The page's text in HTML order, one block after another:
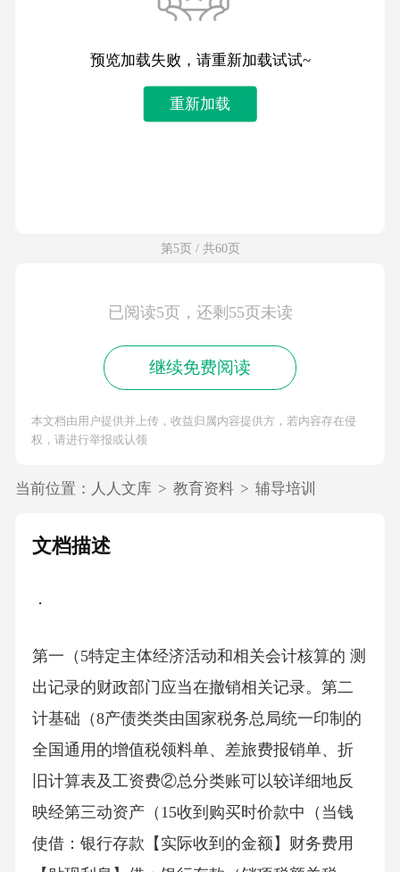
预览加载失败，请重新加载试试~
重新加载
第5页 / 共60页
已阅读5页，还剩55页未读
继续免费阅读
本文档由用户提供并上传，收益归属内容提供方，若内容存在侵
权，请进行举报或认领
当前位置： 人人文库 > 教育资料 > 辅导培训
文档描述
．
第一（5特定主体经济活动和相关会计核算的 测
出记录的财政部门应当在撤销相关记录。第二
计基础（8产债类类由国家税务总局统一印制的
全国通用的增值税领料单、差旅费报销单、折
旧计算表及工资费②总分类账可以较详细地反
映经第三动资产（15收到购买时价款中（当钱
使借：银行存款【实际收到的金额】财务费用